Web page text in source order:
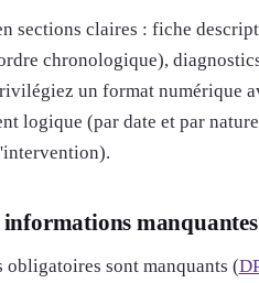
sections claires : fiche
chronologique),
un format numérique
logique (par date et par nature
informations manquantes
obligatoires sont manquants (